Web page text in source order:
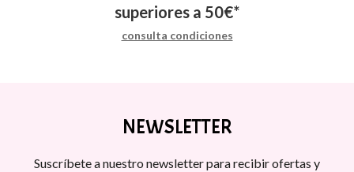
superiores a 50€*
consulta condiciones
NEWSLETTER
Suscríbete a nuestro newsletter para recibir ofertas y